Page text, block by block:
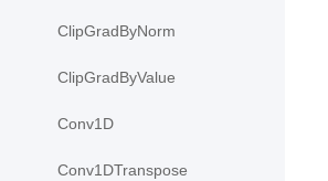
ClipGradByNorm
ClipGradByValue
Conv1D
Conv1DTranspose